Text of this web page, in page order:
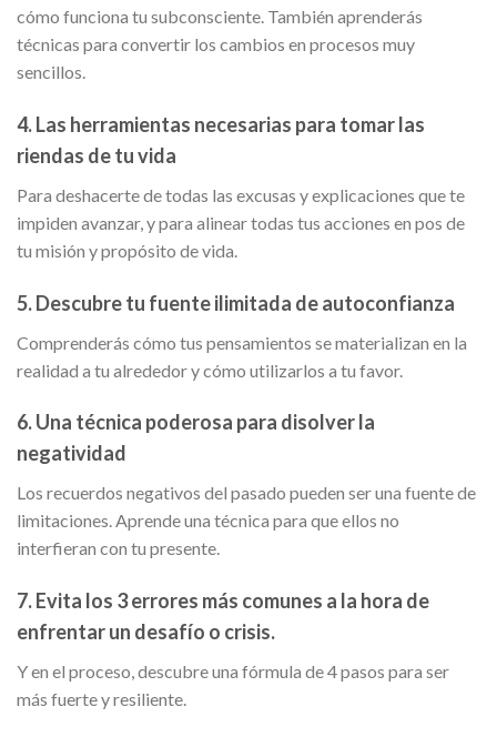
cómo funciona tu subconsciente. También aprenderás
técnicas para convertir los cambios en procesos muy
sencillos.
4. Las herramientas necesarias para tomar las
riendas de tu vida
Para deshacerte de todas las excusas y explicaciones que te
impiden avanzar, y para alinear todas tus acciones en pos de
tu misión y propósito de vida.
5. Descubre tu fuente ilimitada de autoconfianza
Comprenderás cómo tus pensamientos se materializan en la
realidad a tu alrededor y cómo utilizarlos a tu favor.
6. Una técnica poderosa para disolver la
negatividad
Los recuerdos negativos del pasado pueden ser una fuente de
limitaciones. Aprende una técnica para que ellos no
interfieran con tu presente.
7. Evita los 3 errores más comunes a la hora de
enfrentar un desafío o crisis.
Y en el proceso, descubre una fórmula de 4 pasos para ser
más fuerte y resiliente.